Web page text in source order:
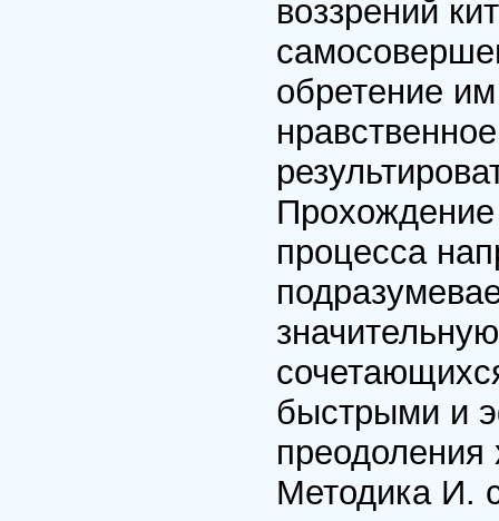
воззрений
обретение
процесса
быстрыми и
преодоления
Методика И.